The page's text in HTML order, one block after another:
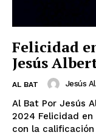
Felicidad
Jesús
AL BAT Jesús
Al Bat Por Jesús Alberto Rubio Jueves 1 de agosto de
2024 Felicidad en la grada jarocha Buen día…. Ahora
con la